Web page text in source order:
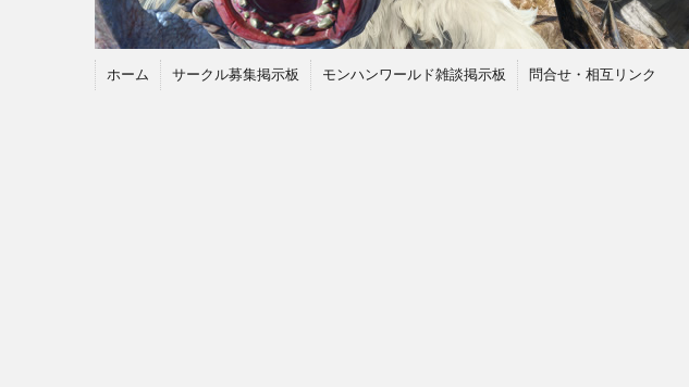
ホーム サークル募集掲示板 モンハンワールド雑談掲示板 問合せ・相互リンク